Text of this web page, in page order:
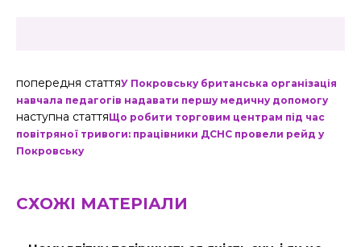
попередня статтяУ Покровську британська організація
навчала педагогів надавати першу медичну допомогу
наступна статтяЩо робити торговим центрам під час
повітряної тривоги: працівники ДСНС провели рейд у
Покровську
СХОЖІ МАТЕРІАЛИ